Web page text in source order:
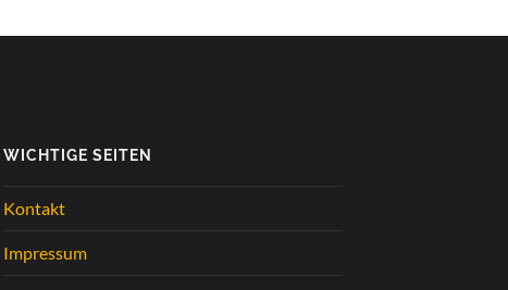
WICHTIGE SEITEN
Kontakt
Impressum